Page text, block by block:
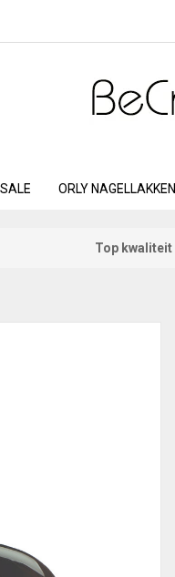
SALE ORLY NAGELLAKKEN
Top kwaliteit